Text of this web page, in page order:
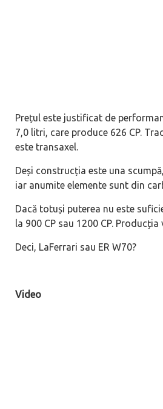
Prețul este justificat de
7,0 litri, care produce 626 CP.
este transaxel.
Deși construcția este una
iar anumite elemente sunt din
Dacă totuși puterea nu este
la 900 CP sau 1200 CP.
Deci, LaFerrari sau ER W70?
Video
Pentru cine știe ceva avioane, numele
Blackbird va suna ca un apropo. Unul